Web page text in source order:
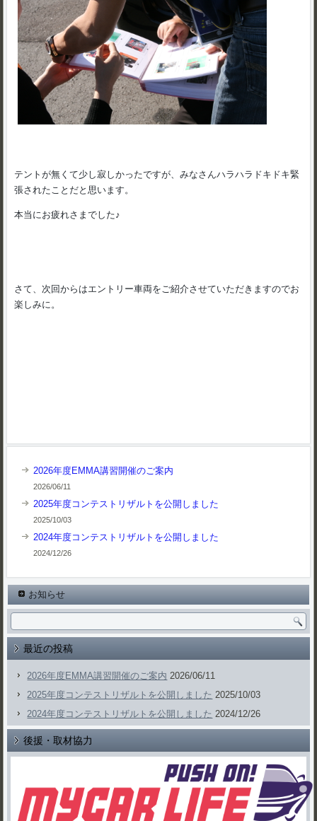
テントが無くて少し寂しかったですが、みなさんハラハラドキドキ緊
張されたことだと思います。
本当にお疲れさまでした♪
さて、次回からはエントリー車両をご紹介させていただきますのでお
楽しみに。
2026年度EMMA講習開催のご案内
2026/06/11
2025年度コンテストリザルトを公開しました
2025/10/03
2024年度コンテストリザルトを公開しました
2024/12/26
お知らせ
最近の投稿
2026年度EMMA講習開催のご案内 2026/06/11
2025年度コンテストリザルトを公開しました 2025/10/03
2024年度コンテストリザルトを公開しました 2024/12/26
後援・取材協力